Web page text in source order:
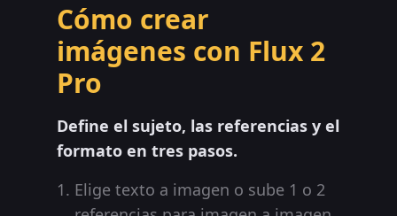
Cómo crear
imágenes con Flux 2
Pro
Define el sujeto, las referencias y el
formato en tres pasos.
Elige texto a imagen o sube 1 o 2